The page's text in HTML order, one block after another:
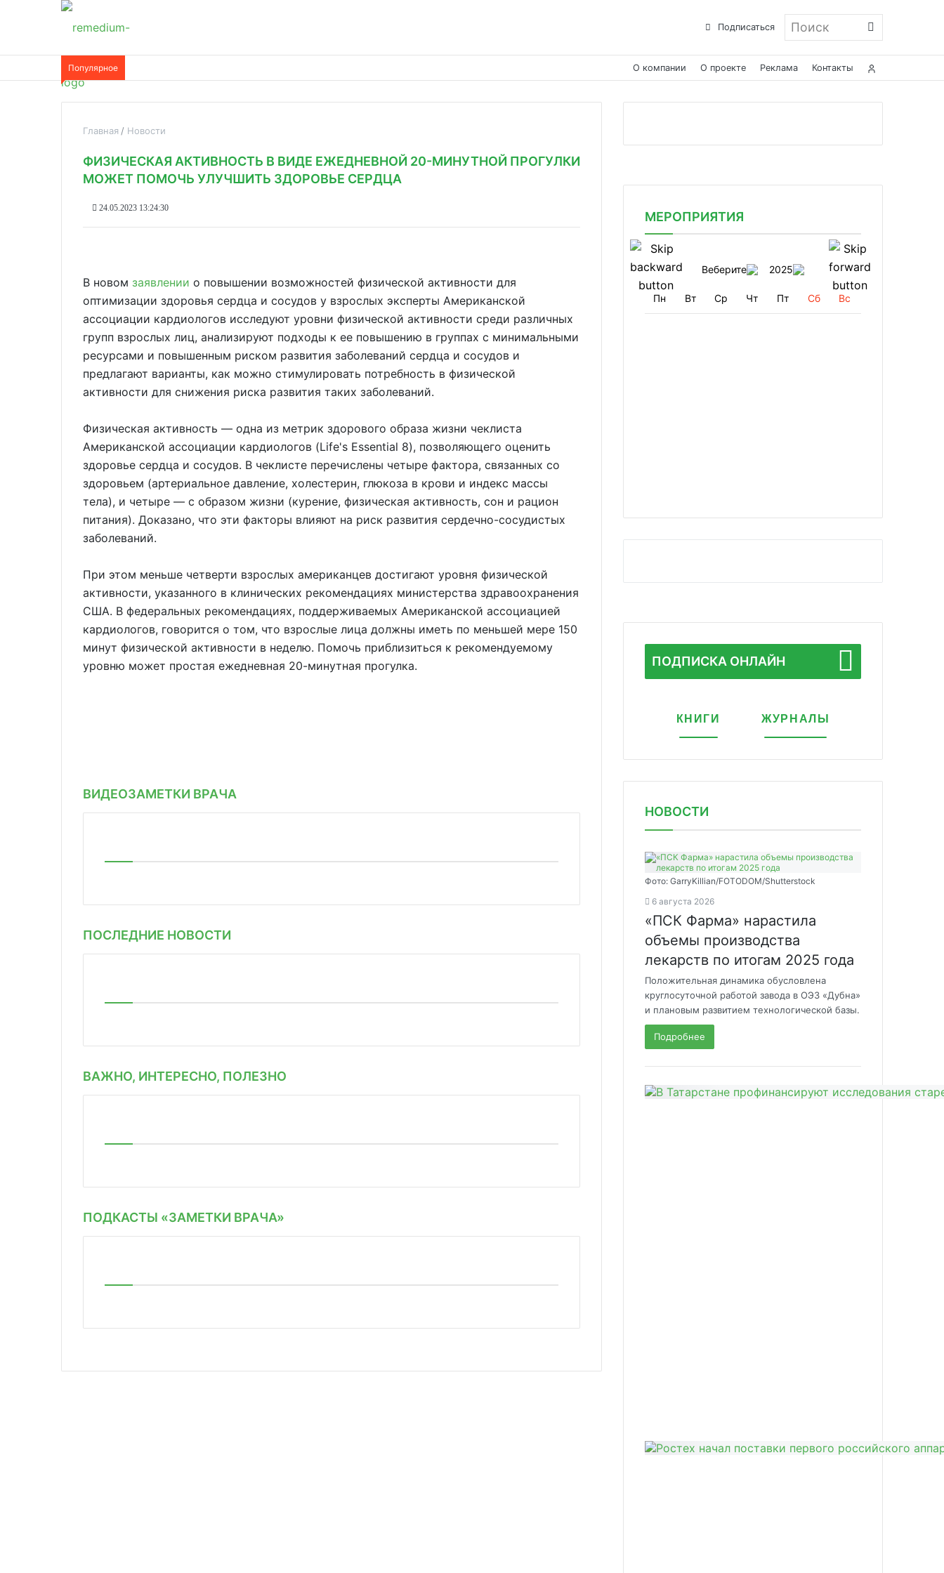
Подписаться Поиск
Популярное О компании О проекте Реклама Контакты
Главная Новости
ФИЗИЧЕСКАЯ АКТИВНОСТЬ В ВИДЕ ЕЖЕДНЕВНОЙ 20-МИНУТНОЙ ПРОГУЛКИ
МОЖЕТ ПОМОЧЬ УЛУЧШИТЬ ЗДОРОВЬЕ СЕРДЦА
24.05.2023 13:24:30
В новом заявлении о повышении возможностей физической активности для
оптимизации здоровья сердца и сосудов у взрослых эксперты Американской
ассоциации кардиологов исследуют уровни физической активности среди различных
групп взрослых лиц, анализируют подходы к ее повышению в группах с минимальными
ресурсами и повышенным риском развития заболеваний сердца и сосудов и
предлагают варианты, как можно стимулировать потребность в физической
активности для снижения риска развития таких заболеваний.
Физическая активность — одна из метрик здорового образа жизни чеклиста
Американской ассоциации кардиологов (Life's Essential 8), позволяющего оценить
здоровье сердца и сосудов. В чеклисте перечислены четыре фактора, связанных со
здоровьем (артериальное давление, холестерин, глюкоза в крови и индекс массы
тела), и четыре — с образом жизни (курение, физическая активность, сон и рацион
питания). Доказано, что эти факторы влияют на риск развития сердечно-сосудистых
заболеваний.
При этом меньше четверти взрослых американцев достигают уровня физической
активности, указанного в клинических рекомендациях министерства здравоохранения
США. В федеральных рекомендациях, поддерживаемых Американской ассоциацией
кардиологов, говорится о том, что взрослые лица должны иметь по меньшей мере 150
минут физической активности в неделю. Помочь приблизиться к рекомендуемому
уровню может простая ежедневная 20-минутная прогулка.
ВИДЕОЗАМЕТКИ ВРАЧА
ПОСЛЕДНИЕ НОВОСТИ
ВАЖНО, ИНТЕРЕСНО, ПОЛЕЗНО
ПОДКАСТЫ «ЗАМЕТКИ ВРАЧА»
МЕРОПРИЯТИЯ
Веберите 2025
Пн Вт Ср Чт Пт Сб Вс
ПОДПИСКА ОНЛАЙН
КНИГИ ЖУРНАЛЫ
НОВОСТИ
Фото: GarryKillian/FOTODOM/Shutterstock
6 августа 2026
«ПСК Фарма» нарастила
объемы производства
лекарств по итогам 2025 года
Положительная динамика обусловлена
круглосуточной работой завода в ОЭЗ «Дубна»
и плановым развитием технологической базы.
Подробнее